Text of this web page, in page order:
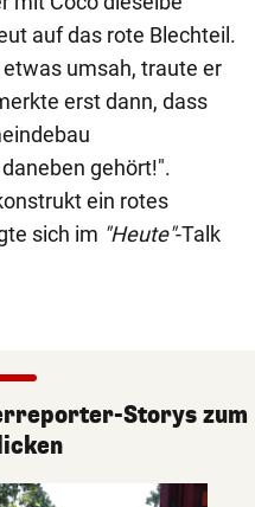
auf das rote Blechteil.
umsah, traute er
erst dann, dass
gehört!".
ein rotes
sich im "Heute"-Talk
Storys zum